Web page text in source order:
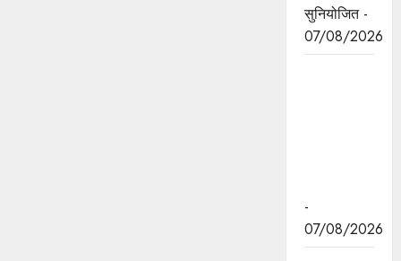
सुनियोजित -
07/08/2026
-
07/08/2026